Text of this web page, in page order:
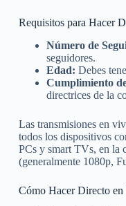
Requisitos para Hacer
Número de
seguidores.
Edad: Debes
Cumplimiento
directrices de la
Las transmisiones en
todos los dispositivos
PCs y smart TVs, en la
(generalmente 1080p,
Cómo Hacer Directo